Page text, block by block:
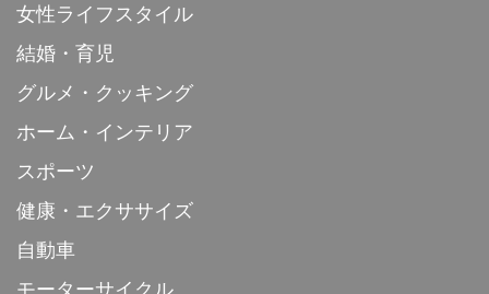
女性ライフスタイル
結婚・育児
グルメ・クッキング
ホーム・インテリア
スポーツ
健康・エクササイズ
自動車
モーターサイクル